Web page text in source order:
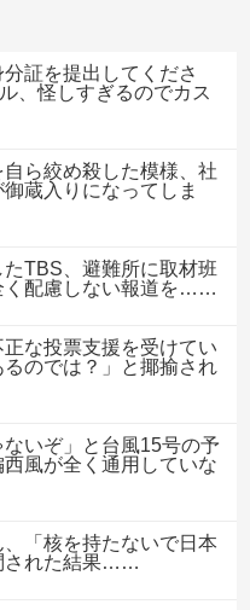
証を提出してくださ
、怪しすぎるのでカス
ら絞め殺した模様、社
蔵入りになってしま
TBS、避難所に取材班
く配慮しない報道を……
な投票支援を受けてい
のでは？」と揶揄され
ないぞ」と台風15号の予
風が全く通用していな
「核を持たないで日本
された結果……